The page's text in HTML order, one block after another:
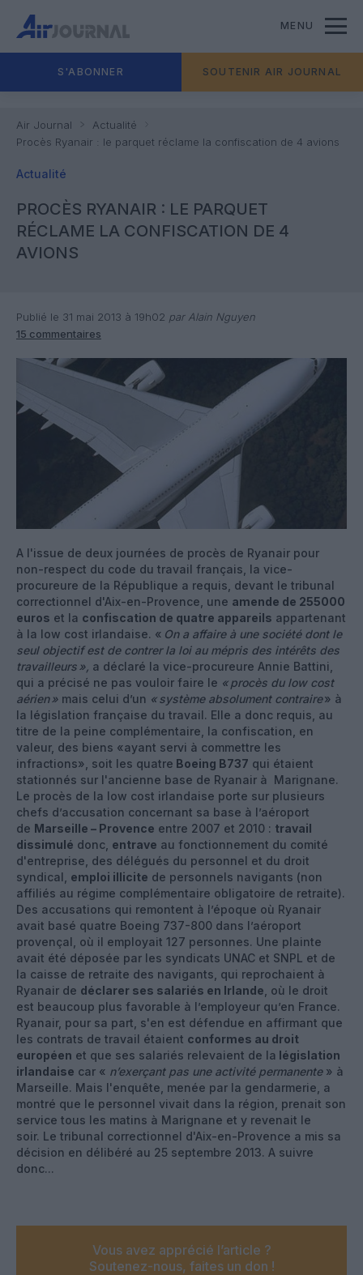
MENU
S'ABONNER SOUTENIR AIR JOURNAL
Air Journal
Actualité
Procès Ryanair : le parquet réclame la confiscation de 4 avions
Actualité
PROCÈS RYANAIR : LE PARQUET
RÉCLAME LA CONFISCATION DE 4
AVIONS
Publié le 31 mai 2013 à 19h02 par Alain Nguyen
15 commentaires
A l'issue de deux journées de procès de Ryanair pour
non-respect du code du travail français, la vice-
procureure de la République a requis, devant le tribunal
correctionnel d'Aix-en-Provence, une amende de 255000
euros et la confiscation de quatre appareils appartenant
à la low cost irlandaise. « On a affaire à une société dont le
seul objectif est de contrer la loi au mépris des intérêts des
travailleurs», a déclaré la vice-procureure Annie Battini,
qui a précisé ne pas vouloir faire le « procès du low cost
aérien » mais celui d’un « système absolument contraire» à
la législation française du travail. Elle a donc requis, au
titre de la peine complémentaire, la confiscation, en
valeur, des biens «ayant servi à commettre les
infractions», soit les quatre Boeing B737 qui étaient
stationnés sur l'ancienne base de Ryanair à Marignane.
Le procès de la low cost irlandaise porte sur plusieurs
chefs d’accusation concernant sa base à l’aéroport
de Marseille – Provence entre 2007 et 2010 : travail
dissimulé donc, entrave au fonctionnement du comité
d'entreprise, des délégués du personnel et du droit
syndical, emploi illicite de personnels navigants (non
affiliés au régime complémentaire obligatoire de retraite).
Des accusations qui remontent à l’époque où Ryanair
avait basé quatre Boeing 737-800 dans l’aéroport
provençal, où il employait 127 personnes. Une plainte
avait été déposée par les syndicats UNAC et SNPL et de
la caisse de retraite des navigants, qui reprochaient à
Ryanair de déclarer ses salariés en Irlande , où le droit
est beaucoup plus favorable à l’employeur qu’en France.
Ryanair, pour sa part, s'en est défendue en affirmant que
les contrats de travail étaient conformes au droit
européen et que ses salariés relevaient de la législation
irlandaise car « n’exerçant pas une activité permanente » à
Marseille. Mais l'enquête, menée par la gendarmerie, a
montré que le personnel vivait dans la région, prenait son
service tous les matins à Marignane et y revenait le
soir. Le tribunal correctionnel d'Aix-en-Provence a mis sa
décision en délibéré au 25 septembre 2013. A suivre
donc...
Vous avez apprécié l’article ?
Soutenez-nous, faites un don !